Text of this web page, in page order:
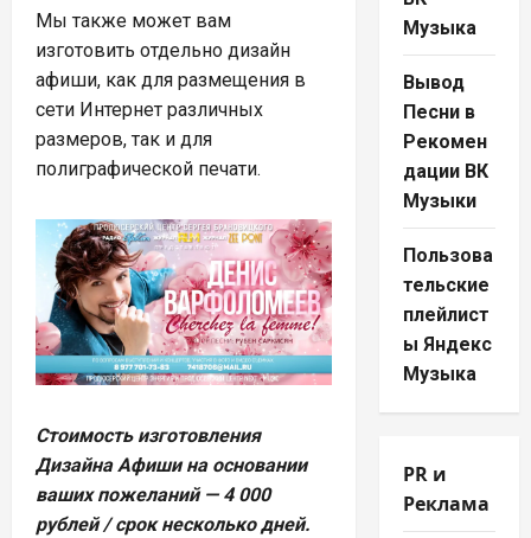
Мы также может вам
изготовить отдельно дизайн
афиши, как для размещения в
сети Интернет различных
размеров, так и для
полиграфической печати.
Стоимость изготовления
Дизайна Афиши на основании
ваших пожеланий — 4 000
рублей / срок несколько дней.
Музыка
Вывод
Песни в
Рекомен
дации ВК
Музыки
Пользова
тельские
плейлист
ы Яндекс
Музыка
PR и
Реклама